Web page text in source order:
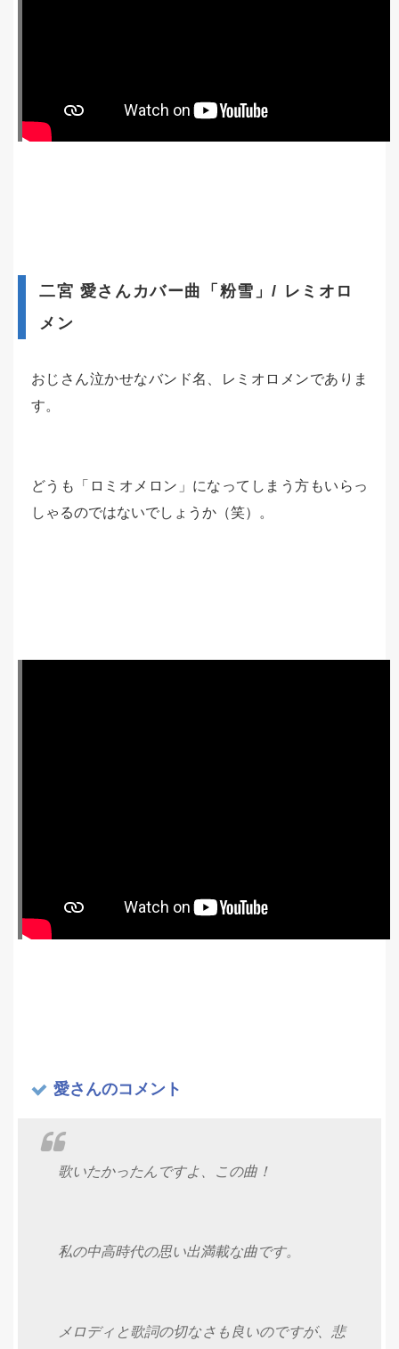
二宮 愛さんカバー曲「粉雪」/ レミオロ
メン
おじさん泣かせなバンド名、レミオロメンでありま
す。
どうも「ロミオメロン」になってしまう方もいらっ
しゃるのではないでしょうか（笑）。
愛さんのコメント
歌いたかったんですよ、この曲！
私の中高時代の思い出満載な曲です。
メロディと歌詞の切なさも良いのですが、悲